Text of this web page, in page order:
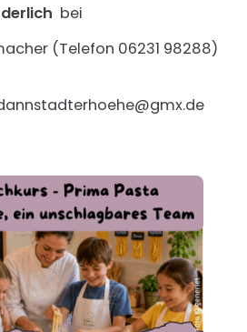
bei
(Telefon 06231 98288)